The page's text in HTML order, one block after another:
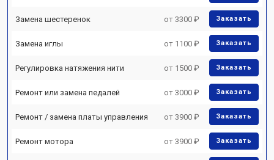
Замена шестеренок от 3300 ₽ Заказать
Замена иглы от 1100 ₽ Заказать
Регулировка натяжения нити от 1500 ₽ Заказать
Ремонт или замена педалей от 3000 ₽ Заказать
Ремонт / замена платы управления от 3900 ₽ Заказать
Ремонт мотора от 3900 ₽ Заказать